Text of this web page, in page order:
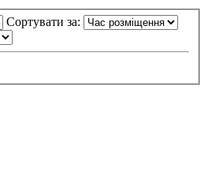
Сортувати за: